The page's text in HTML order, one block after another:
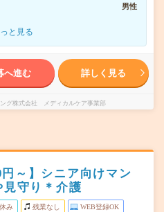
男性
と見る
へ進む 詳しく見る
グ株式会社 メディカルケア事業部
～】シニア向けマン
守り＊介護
み 残業なし WEB登録OK